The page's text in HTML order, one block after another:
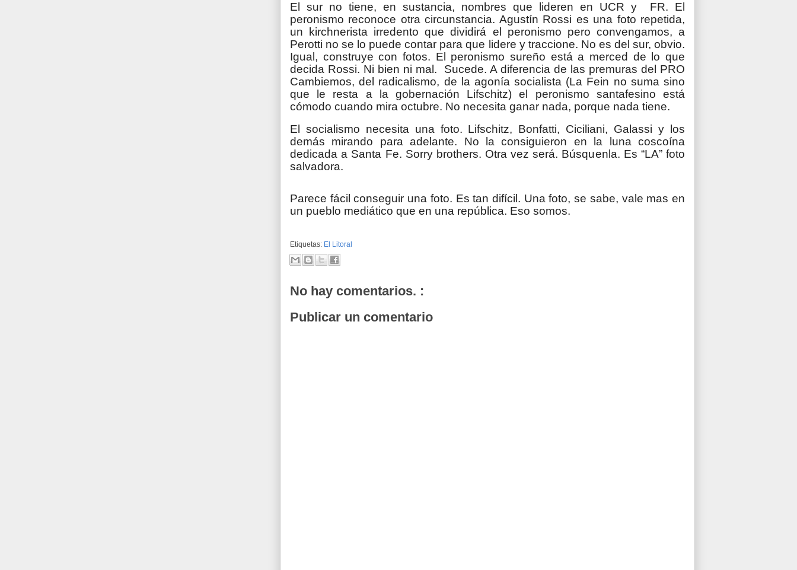
El sur no tiene, en sustancia, nombres que lideren en UCR y FR. El
peronismo reconoce otra circunstancia. Agustín Rossi es una foto repetida,
un kirchnerista irredento que dividirá el peronismo pero convengamos, a
Perotti no se lo puede contar para que lidere y traccione. No es del sur, obvio.
Igual, construye con fotos. El peronismo sureño está a merced de lo que
decida Rossi. Ni bien ni mal. Sucede. A diferencia de las premuras del PRO
Cambiemos, del radicalismo, de la agonía socialista (La Fein no suma sino
que le resta a la gobernación Lifschitz) el peronismo santafesino está
cómodo cuando mira octubre. No necesita ganar nada, porque nada tiene.
El socialismo necesita una foto. Lifschitz, Bonfatti, Ciciliani, Galassi y los
demás mirando para adelante. No la consiguieron en la luna coscoína
dedicada a Santa Fe. Sorry brothers. Otra vez será. Búsquenla. Es “LA” foto
salvadora.
Parece fácil conseguir una foto. Es tan difícil. Una foto, se sabe, vale mas en
un pueblo mediático que en una república. Eso somos.
Etiquetas: El Litoral
No hay comentarios. :
Publicar un comentario